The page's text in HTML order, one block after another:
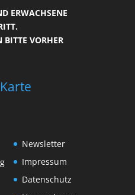
ERWACHSENE
VORHER R
Newsletter
Impressum
Datenschutz